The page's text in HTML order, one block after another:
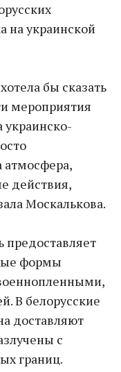
на украинской
бы сказать
мероприятия
атмосфера,
действия,
Москалькова.
предоставляет
формы
В белорусские
доставляют
с
границ.